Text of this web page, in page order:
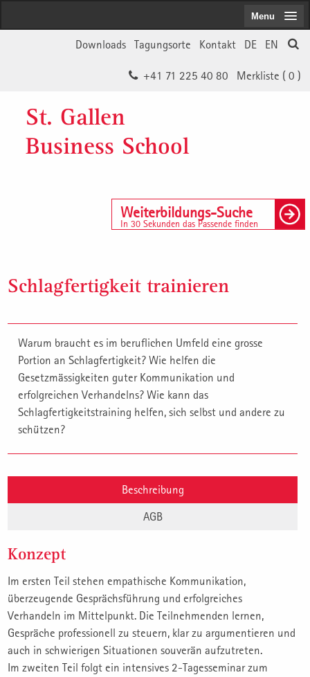
EN
DE
Kontakt
Tagungsorte
Downloads
Merkliste ( 0 )
+41 71 225 40 80
St. Gallen
Business School
Weiterbildungs-Suche
In 30 Sekunden das Passende finden
Menu
Schlagfertigkeit trainieren
Warum braucht es im beruflichen Umfeld eine grosse
Portion an Schlagfertigkeit? Wie helfen die
Gesetzmässigkeiten guter Kommunikation und
erfolgreichen Verhandelns? Wie kann das
Schlagfertigkeitstraining helfen, sich selbst und andere zu
schützen?
Beschreibung
AGB
Konzept
Im ersten Teil stehen empathische Kommunikation,
überzeugende Gesprächsführung und erfolgreiches
Verhandeln im Mittelpunkt. Die Teilnehmenden lernen,
Gespräche professionell zu steuern, klar zu argumentieren und
auch in schwierigen Situationen souverän aufzutreten.
Im zweiten Teil folgt ein intensives 2-Tagesseminar zum